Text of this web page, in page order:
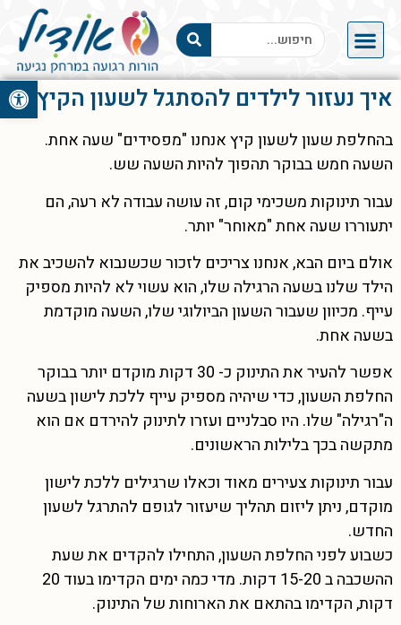
פתח איך נעזור לילדים להסתגל לשעון הקיץ
בהחלפת שעון לשעון קיץ אנחנו "מפסידים" שעה אחת.
השעה חמש בבוקר תהפוך להיות השעה שש.
עבור תינוקות משכימי קום, זה עושה עבודה לא רעה, הם
יתעוררו שעה אחת "מאוחר" יותר.
אולם ביום הבא, אנחנו צריכים לזכור שכשנבוא להשכיב את
הילד שלנו בשעה הרגילה שלו, הוא עשוי לא להיות מספיק
עייף. מכיוון שעבור השעון הביולוגי שלו, השעה מוקדמת
בשעה אחת.
אפשר להעיר את התינוק כ- 30 דקות מוקדם יותר בבוקר
החלפת השעון, כדי שיהיה מספיק עייף ללכת לישון בשעה
ה"רגילה" שלו. היו סבלניים ועזרו לתינוק להירדם אם הוא
מתקשה בכך בלילות הראשונים.
עבור תינוקות צעירים מאוד וכאלו שרגילים ללכת לישון
מוקדם, ניתן ליזום תהליך שיעזור לגופם להתרגל לשעון
החדש.
כשבוע לפני החלפת השעון, התחילו להקדים את שעת
ההשכבה ב 15-20 דקות. מדי כמה ימים הקדימו בעוד 20
דקות, הקדימו בהתאם את הארוחות של התינוק.